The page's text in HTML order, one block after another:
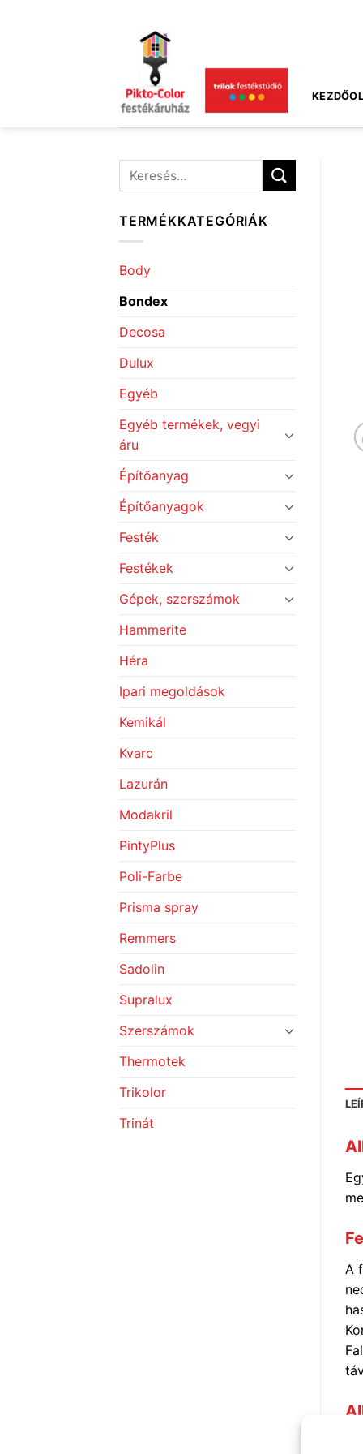
Keresés
TERMÉKKATEGÓRIÁK
Body
Bondex
Decosa
Dulux
Egyéb
Egyéb termékek, vegyi
áru
Építőanyag
Építőanyagok
Festék
Festékek
Gépek, szerszámok
Hammerite
Héra
Ipari megoldások
Kemikál
Kvarc
Lazurán
Modakril
PintyPlus
Poli-Farbe
Prisma spray
Remmers
Sadolin
Supralux
Szerszámok
Thermotek
Trikolor
Trinát
A